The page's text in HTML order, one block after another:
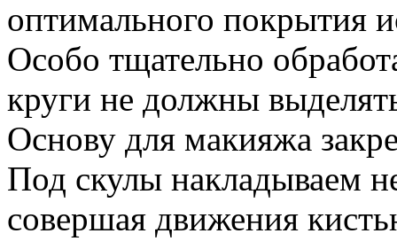
оптимального покрытия
Особо тщательно
круги не должны
Основу для макияжа
Под скулы накладываем
совершая движения